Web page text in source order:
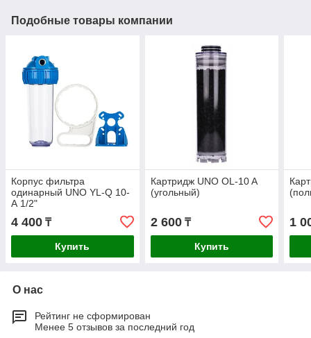
Подобные товары компании
Корпус фильтра
одинарный UNO YL-Q 10-
А 1/2"
4 400 ₸
Купить
Картридж UNO OL-10 A
(угольный)
2 600₸
Купить
1
О нас
Рейтинг не сформирован
Менее 5 отзывов за последний год